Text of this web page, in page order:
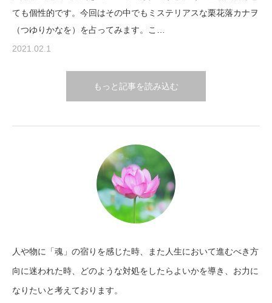
ても個性的です。今回はその中でもミステリアスな栗花落カナヲ
（つゆりかなを）を占ってみます。こ…
2021.02.1
もっと記事を読み込む
人や物に「魂」の宿りを感じた時、また人生において進むべき方
向に迷われた時、どのような対処をしたらよいかを導き、お力に
なりたいと考えております。